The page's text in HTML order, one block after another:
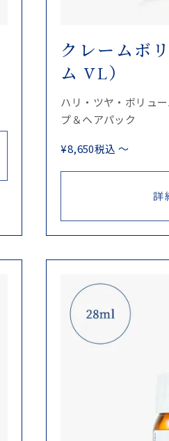
クレームボ
ム VL）
ハリ・ツヤ・ボリュ
プ＆ヘアパック
¥8,650税込 〜
詳